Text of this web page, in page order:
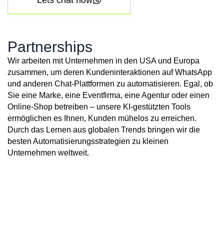
Partnerships
Wir arbeiten mit Unternehmen in den USA und Europa
zusammen, um deren Kundeninteraktionen auf WhatsApp
und anderen Chat-Plattformen zu automatisieren. Egal, ob
Sie eine Marke, eine Eventfirma, eine Agentur oder einen
Online-Shop betreiben – unsere KI-gestützten Tools
ermöglichen es Ihnen, Kunden mühelos zu erreichen.
Durch das Lernen aus globalen Trends bringen wir die
besten Automatisierungsstrategien zu kleinen
Unternehmen weltweit.